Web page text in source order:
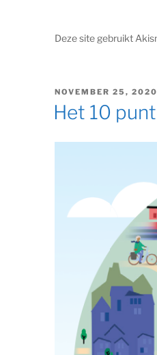
Deze site gebruikt
GEPLAATST
NOVEMBER 25, 2020
Het 10